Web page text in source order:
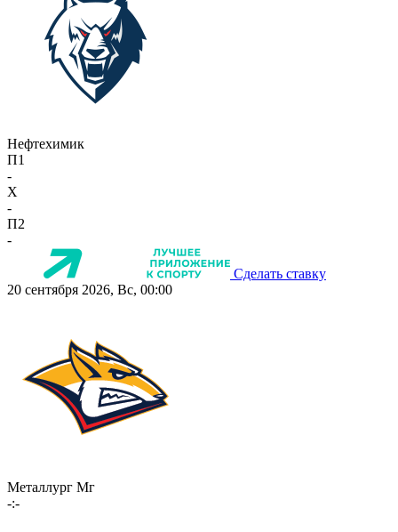
Нефтехимик
П1
-
X
-
П2
-
Сделать ставку
20 сентября 2026, Вс, 00:00
Металлург Мг
-:-